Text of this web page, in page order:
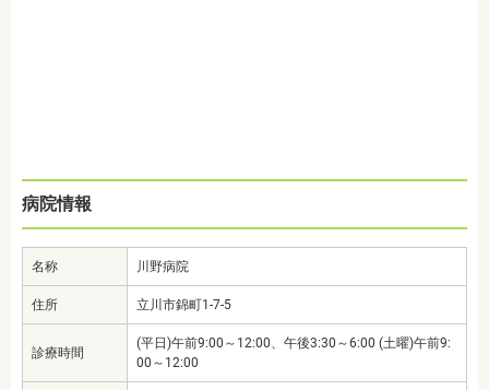
病院情報
名称 川野病院
住所 立川市錦町1-7-5
診療時間
(平日)午前9:00～12:00、午後3:30～6:00 (土曜)午前9:
00～12:00